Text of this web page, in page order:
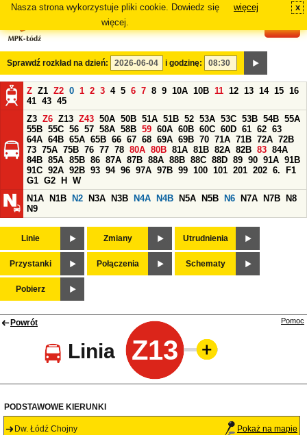
Nasza strona wykorzystuje pliki cookie. Dowiedz się
więcej.
więcej x
Sprawdź rozkład na dzień: i godzinę:
Z Z1 Z2 0 1 2 3 4 5 6 7 8 9 10A 10B 11 12 13 14 15 16
41 43 45
Z3 Z6 Z13 Z43 50A 50B 51A 51B 52 53A 53C 53B 54B 55A
55B 55C 56 57 58A 58B 59 60A 60B 60C 60D 61 62 63
64A 64B 65A 65B 66 67 68 69A 69B 70 71A 71B 72A 72B
73 75A 75B 76 77 78 80A 80B 81A 81B 82A 82B 83 84A
84B 85A 85B 86 87A 87B 88A 88B 88C 88D 89 90 91A 91B
91C 92A 92B 93 94 96 97A 97B 99 100 101 201 202 6.
F1
G1 G2 H
W
N1A
N1B N2 N3A N3B N4A N4B N5A N5B N6 N7A N7B
N8
N9
Linie Zmiany Utrudnienia
Przystanki Połączenia Schematy
Pobierz
Powrót
Linia Z13
Pomoc
PODSTAWOWE KIERUNKI
Dw. Łódź Chojny Pokaż na mapie